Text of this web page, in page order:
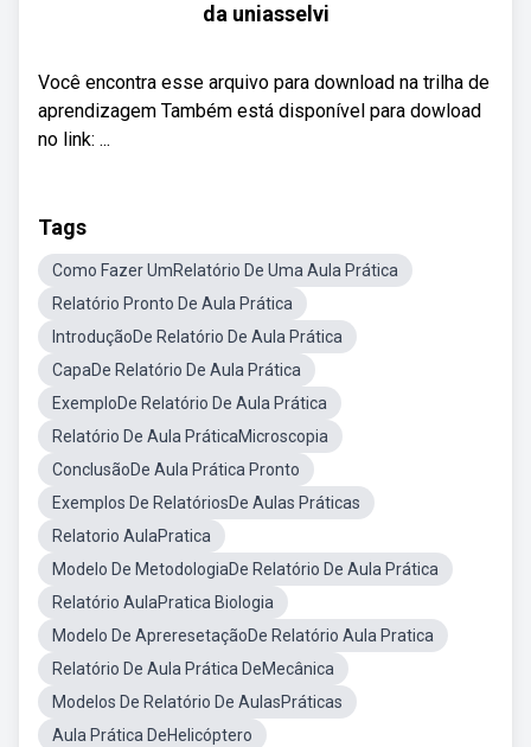
da uniasselvi
Você encontra esse arquivo para download na trilha de
aprendizagem Também está disponível para dowload
no link: ...
Tags
Como Fazer UmRelatório De Uma Aula Prática
Relatório Pronto De Aula Prática
IntroduçãoDe Relatório De Aula Prática
CapaDe Relatório De Aula Prática
ExemploDe Relatório De Aula Prática
Relatório De Aula PráticaMicroscopia
ConclusãoDe Aula Prática Pronto
Exemplos De RelatóriosDe Aulas Práticas
Relatorio AulaPratica
Modelo De MetodologiaDe Relatório De Aula Prática
Relatório AulaPratica Biologia
Modelo De ApreresetaçãoDe Relatório Aula Pratica
Relatório De Aula Prática DeMecânica
Modelos De Relatório De AulasPráticas
Aula Prática DeHelicóptero